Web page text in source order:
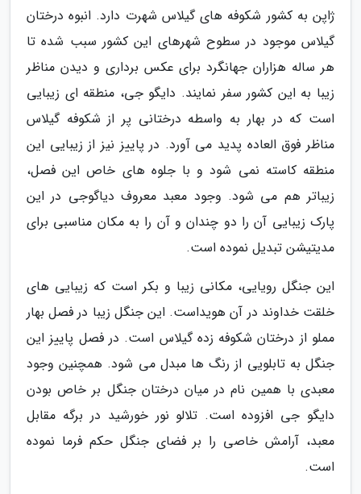
ژاپن به کشور شکوفه های گیلاس شهرت دارد. انبوه درختان
گیلاس موجود در سطوح شهرهای این کشور سبب شده تا
هر ساله هزاران جهانگرد برای عکس برداری و دیدن مناظر
زیبا به این کشور سفر نمایند. دایگو جی، منطقه ای زیبایی
است که در بهار به واسطه درختانی پر از شکوفه گیلاس
مناظر فوق العاده پدید می آورد. در پاییز نیز از زیبایی این
منطقه کاسته نمی شود و با جلوه های خاص این فصل،
زیباتر هم می شود. وجود معبد معروف دیاگوجی در این
پارک زیبایی آن را دو چندان و آن را به مکان مناسبی برای
مدیتیشن تبدیل نموده است.
این جنگل رویایی، مکانی زیبا و بکر است که زیبایی های
خلقت خداوند در آن هویداست. این جنگل زیبا در فصل بهار
مملو از درختان شکوفه زده گیلاس است. در فصل پاییز این
جنگل به تابلویی از رنگ ها مبدل می شود. همچنین وجود
معبدی با همین نام در میان درختان جنگل بر خاص بودن
دایگو جی افزوده است. تلالو نور خورشید در برگه مقابل
معبد، آرامش خاصی را بر فضای جنگل حکم فرما نموده
است.